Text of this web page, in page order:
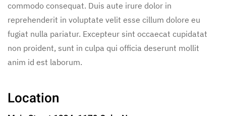
commodo consequat. Duis aute irure dolor in
reprehenderit in voluptate velit esse cillum dolore eu
fugiat nulla pariatur. Excepteur sint occaecat cupidatat
non proident, sunt in culpa qui officia deserunt mollit
anim id est laborum.
Location